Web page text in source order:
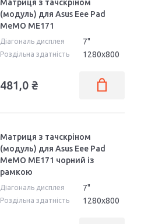
Матриця з тачскріном
(модуль) для Asus Eee Pad
MeMO ME171
Діагональ дисплея 7"
Роздільна здатність 1280x800
481,0 ₴
Матриця з тачскріном
(модуль) для Asus Eee Pad
MeMO ME171 чорний із
рамкою
Діагональ дисплея 7"
Роздільна здатність 1280x800